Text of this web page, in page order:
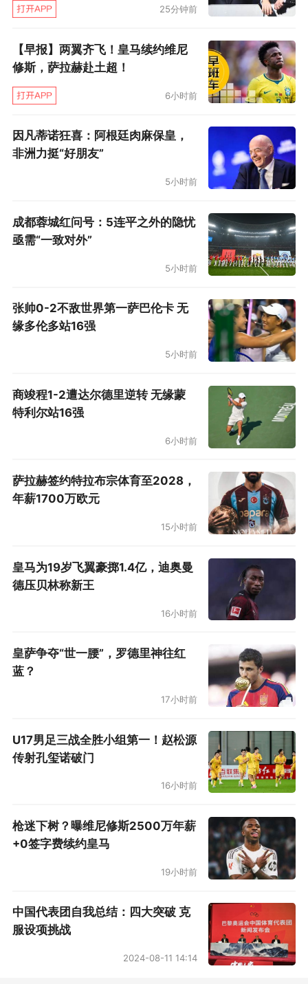
25分钟前
【早报】两翼齐飞！皇马续约维尼
修斯，萨拉赫赴土超！
6小时前
因凡蒂诺狂喜：阿根廷肉麻保皇，
非洲力挺“好朋友”
5小时前
成都蓉城红问号：5连平之外的隐忧
亟需“一致对外”
5小时前
张帅0-2不敌世界第一萨巴伦卡 无
缘多伦多站16强
5小时前
商竣程1-2遭达尔德里逆转 无缘蒙
特利尔站16强
6小时前
萨拉赫签约特拉布宗体育至2028，
年薪1700万欧元
15小时前
皇马为19岁飞翼豪掷1.4亿，迪奥曼
德压贝林称新王
16小时前
皇萨争夺“世一腰”，罗德里神往红
蓝？
17小时前
U17男足三战全胜小组第一！赵松源
传射孔玺诺破门
16小时前
枪迷下树？曝维尼修斯2500万年薪
+0签字费续约皇马
19小时前
中国代表团自我总结：四大突破 克
服设项挑战
2024-08-11 14:14